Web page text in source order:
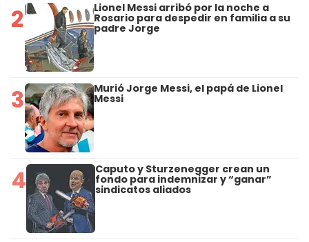
2 Lionel Messi arribó por la noche a
Rosario para despedir en familia a su
padre Jorge
3 Murió Jorge Messi, el papá de Lionel
Messi
4 Caputo y Sturzenegger crean un
fondo para indemnizar y “ganar”
sindicatos aliados